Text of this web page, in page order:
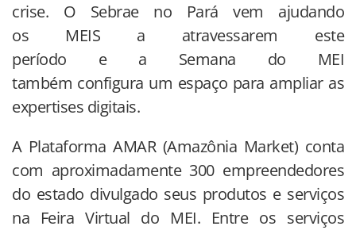
crise. O Sebrae no Pará vem ajudando
os MEIS a atravessarem este
período e a Semana do MEI
também configura um espaço para ampliar as
expertises digitais.
A Plataforma AMAR (Amazônia Market) conta
com aproximadamente 300 empreendedores
do estado divulgado seus produtos e serviços
na Feira Virtual do MEI. Entre os serviços